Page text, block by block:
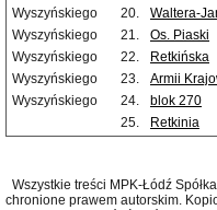
Wyszyńskiego
20. Waltera-
Wyszyńskiego
21. Os. Piaski
Wyszyńskiego
22. Retkińska
Wyszyńskiego
23. Armii
Wyszyńskiego
24. blok 270
25.
Retkinia
Wszystkie treści MPK-Łódź
chronione prawem autorskim.